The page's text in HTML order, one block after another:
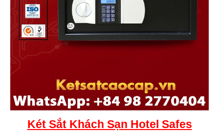
Két Sắt Khách Sạn Hotel Safes